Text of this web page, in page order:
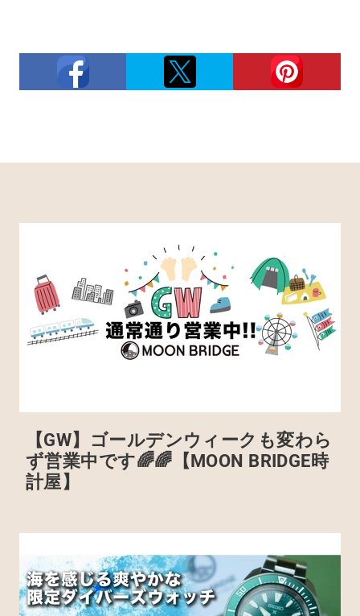
【GW】ゴールデンウィークも変わら
ず営業中です🌈🌈【MOON BRIDGE時
計屋】